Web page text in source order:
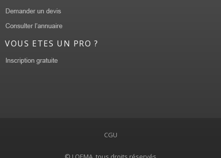
VOUS ETES UN PRO ?
CGU